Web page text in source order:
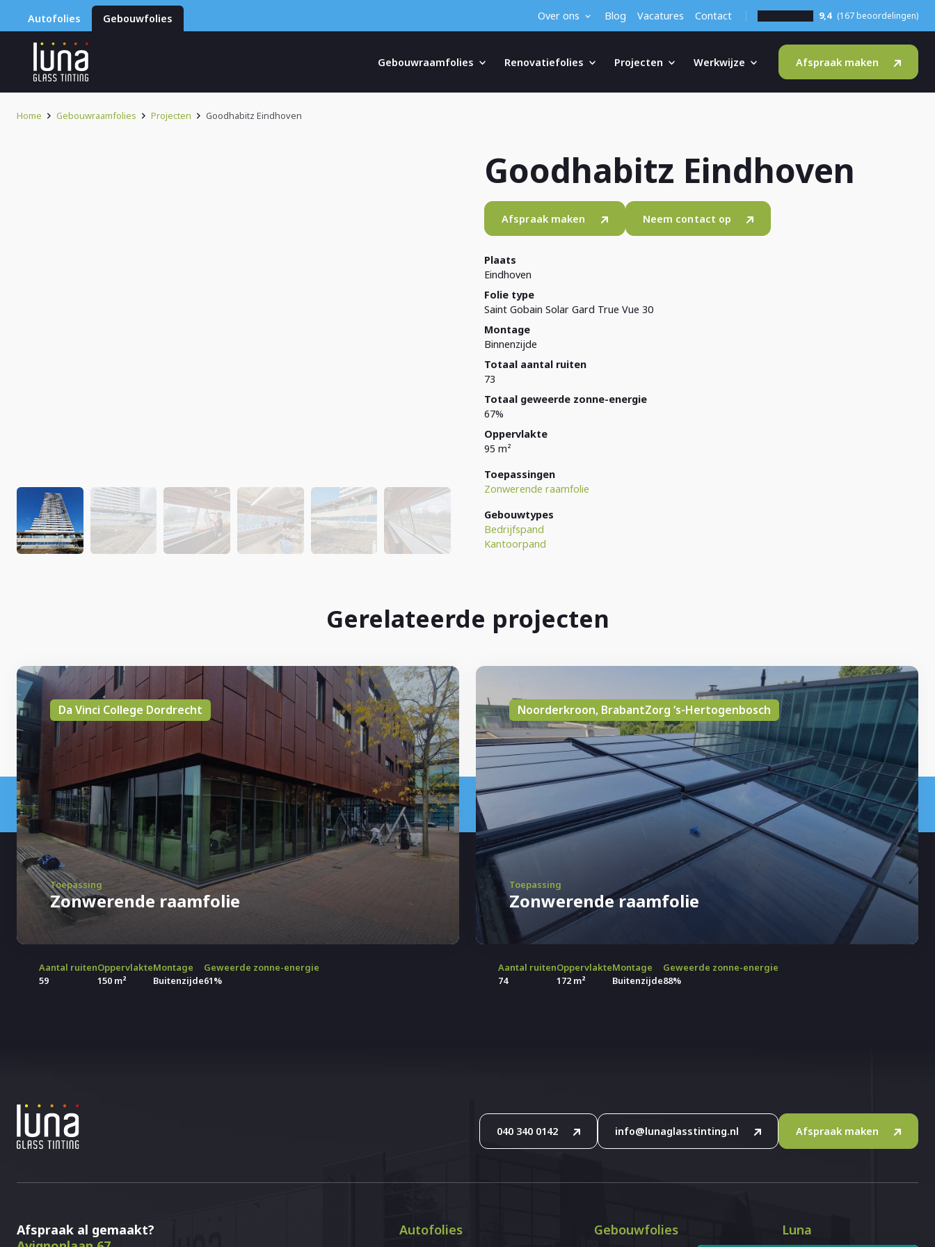
Autofolies Gebouwfolies Over ons Blog Vacatures Contact 9,4 (167 beoordelingen)
Gebouwraamfolies Renovatiefolies Projecten Werkwijze Afspraak maken
Home Gebouwraamfolies Projecten Goodhabitz Eindhoven
Goodhabitz Eindhoven
Afspraak maken Neem contact op
Plaats
Eindhoven
Folie type
Saint Gobain Solar Gard True Vue 30
Montage
Binnenzijde
Totaal aantal ruiten
73
Totaal geweerde zonne-energie
67%
Oppervlakte
95 m²
Toepassingen
Zonwerende raamfolie
Gebouwtypes
Bedrijfspand
Kantoorpand
Gerelateerde projecten
Da Vinci College Dordrecht
Toepassing
Zonwerende raamfolie
Aantal ruiten
59
Oppervlakte
150 m²
Montage
Buitenzijde
Geweerde zonne-energie
61%
Noorderkroon, BrabantZorg ‘s-Hertogenbosch
Toepassing
Zonwerende raamfolie
Aantal ruiten
74
Oppervlakte
172 m²
Montage
Buitenzijde
Geweerde zonne-energie
88%
040 340 0142 info@lunaglasstinting.nl Afspraak maken
Afspraak al gemaakt?
Autofolies Gebouwfolies Luna